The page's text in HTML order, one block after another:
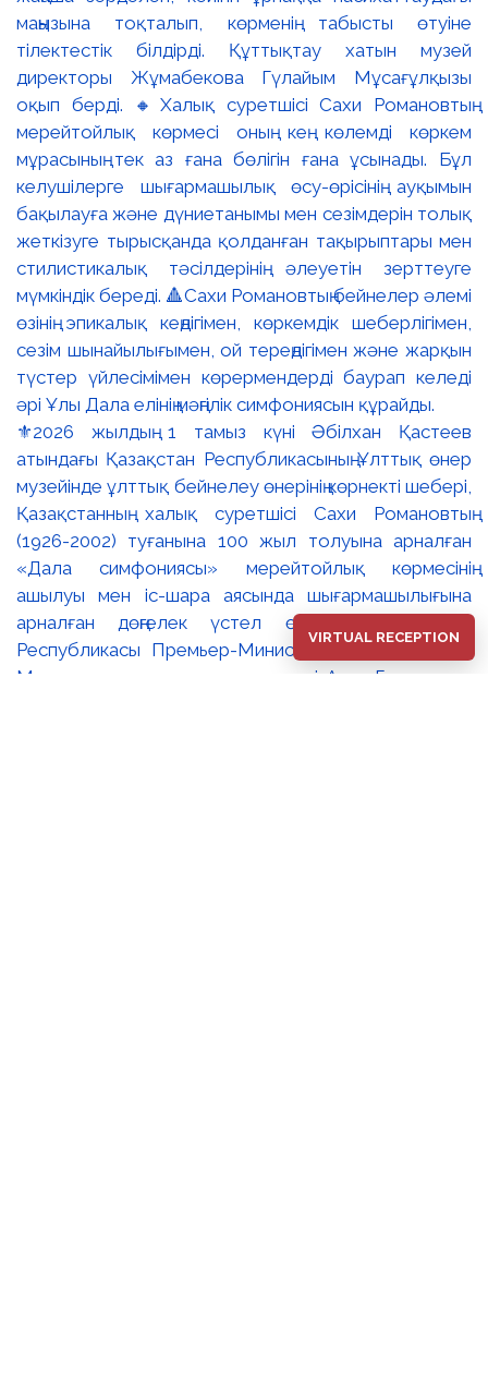
⚜️2026 жылдың 1 тамыз күні Әбілхан Қастеев
атындағы Қазақстан Республикасының Ұлттық өнер
музейінде ұлттық бейнелеу өнерінің көрнекті шебері,
Қазақстанның халық суретшісі Сахи Романовтың
(1926-2002) туғанына 100 жыл толуына арналған
«Дала симфониясы» мерейтойлық көрмесінің
ашылуы мен іс-шара аясында шығармашылығына
арналған дөңгелек үстел өтті. 🔹Қазақстан
Республикасы Премьер-Министрінің орынбасары –
Мәдениет және ақпарат министрі Аида Ғалымқызы
VIRTUAL RECEPTION